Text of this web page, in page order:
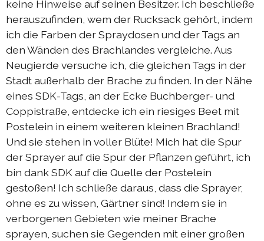
keine Hinweise auf seinen Besitzer. Ich beschließe
herauszufinden, wem der Rucksack gehört, indem
ich die Farben der Spraydosen und der Tags an
den Wänden des Brachlandes vergleiche. Aus
Neugierde versuche ich, die gleichen Tags in der
Stadt außerhalb der Brache zu finden. In der Nähe
eines SDK-Tags, an der Ecke Buchberger- und
Coppistraße, entdecke ich ein riesiges Beet mit
Postelein in einem weiteren kleinen Brachland!
Und sie stehen in voller Blüte! Mich hat die Spur
der Sprayer auf die Spur der Pflanzen geführt, ich
bin dank SDK auf die Quelle der Postelein
gestoßen! Ich schließe daraus, dass die Sprayer,
ohne es zu wissen, Gärtner sind! Indem sie in
verborgenen Gebieten wie meiner Brache
sprayen, suchen sie Gegenden mit einer großen